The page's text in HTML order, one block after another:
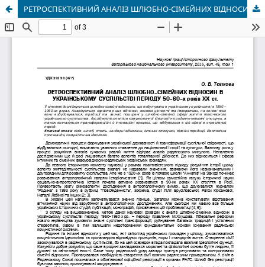
РЕТРОСПЕКТИВНИЙ АНАЛІЗ ШЛЮБНО-СІМЕЙНИХ ВІДНОСИН В УКРАЇНСЬКОМУ СУСПІЛЬСТВІ ПЕРІОДУ 50–60-х років ХХ ст.